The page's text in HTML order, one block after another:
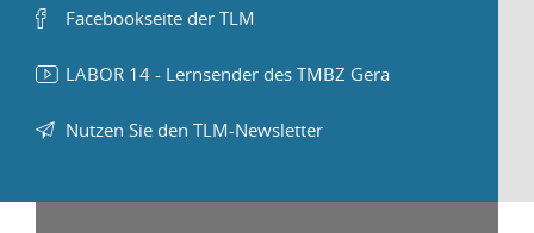
Facebookseite der TLM
LABOR 14 - Lernsender des TMBZ Gera
Nutzen Sie den TLM-Newsletter